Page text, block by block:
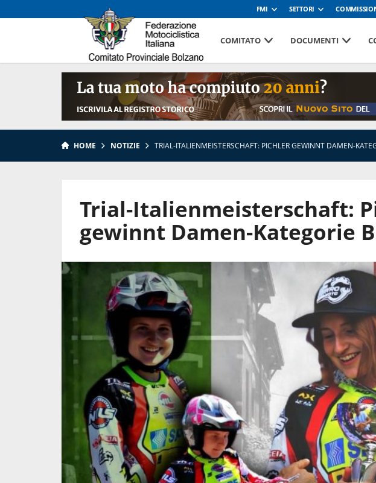
FMI SETTORI
COMITATO DOCUMENTI
HOME NOTIZIE TRIAL-ITALIENMEISTERSCHAFT: PICHLER GEWINNT DAMEN-
Trial-Italienmeisterschaft:
gewinnt Damen-Kategorie B
U21: Nationales Trial-
Trainingslager in Aldein
28 Luglio 2026
nostro
23